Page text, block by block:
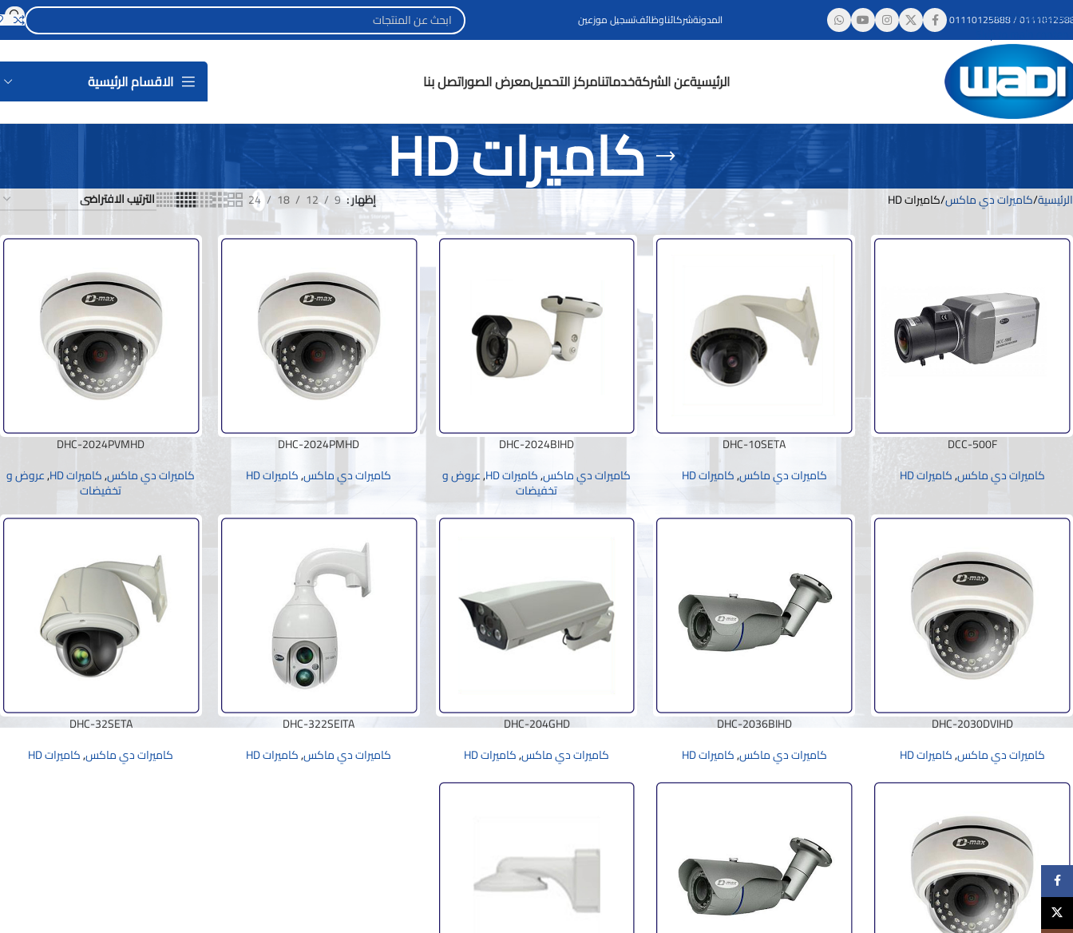
Skip to navigation
/
01110125888 المدونةشركائناوظائفتسجيل موزعين
الرئيسيةعن الشركةخدماتنامركز التحميلمعرض الصوراتصل بنا الاقسام الرئيسية
كاميرات HD الرئيسية كاميرات دي ماكس كاميرات HD إظهار 9
12
18
24
DCC-500F
كاميرات دي ماكس,كاميرات HD
DHC-10SETA
كاميرات دي ماكس,كاميرات HD
DHC-2024BIHD
كاميرات دي ماكس,كاميرات HD ,عروض و
تخفيضات
DHC-2024PMHD
كاميرات دي ماكس,كاميرات HD
DHC-2024PVMHD
كاميرات دي ماكس,كاميرات HD ,عروض و
تخفيضات
DHC-2030DVIHD
كاميرات دي ماكس,كاميرات HD
DHC-2036BIHD
كاميرات دي ماكس,كاميرات HD
DHC-204GHD
كاميرات دي ماكس,كاميرات HD
DHC-322SEITA
كاميرات دي ماكس,كاميرات HD
DHC-32SETA
كاميرات دي ماكس,كاميرات HD
Facebook